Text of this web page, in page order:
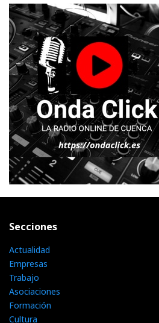
Secciones
Actualidad
Empresas
Trabajo
Asociaciones
Formación
Cultura